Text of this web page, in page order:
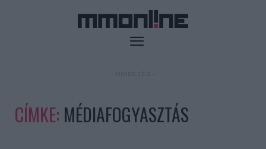
CÍMKE: MÉDIAFOGYASZTÁS